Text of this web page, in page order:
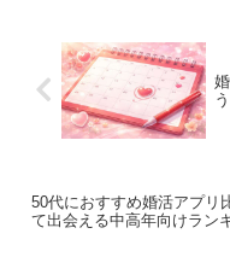
50代におすすめ婚活アプリ
て出会える中高年向けラン